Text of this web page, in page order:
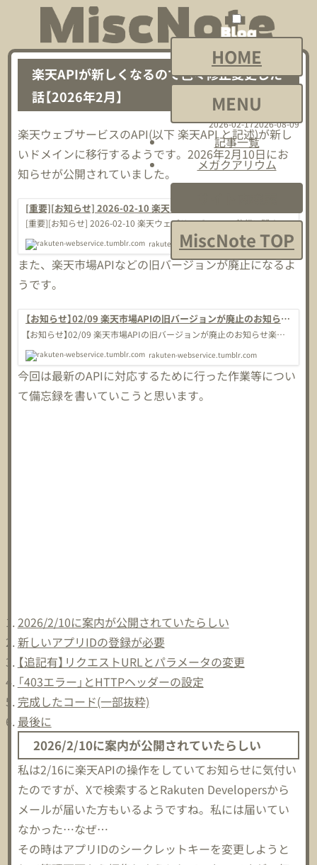
メ
ニ
ュ
ー
を
開
く
メ
ニ
ュ
ー
を
閉
じ
る
HOME
MENU
記事一覧
メガクアリウム
MiscNote TOP
楽天APIが新しくなるので色々修正変更した
話【2026年2月】
2026-02-172026-08-09
楽天ウェブサービスのAPI(以下 楽天API と記述)が新し
いドメインに移行するようです。2026年2月10日にお
知らせが公開されていました。
[重要][お知らせ] 2026-02-10 楽天ウェブサービスのAPI移行に
関するご案内 - 楽天ウェブサービスブログ
[重要][お知らせ] 2026-02-10 楽天ウェブサービスのAPI移行に関する
rakuten-webservice.tumblr.com
また、楽天市場APIなどの旧バージョンが廃止になるよ
うです。
【お知らせ】02/09 楽天市場APIの旧バージョンが廃止のお知らせ
- 楽天ウェブサービスブログ
【お知らせ】02/09 楽天市場APIの旧バージョンが廃止のお知らせ楽天
は廃止されるため、大変お手数をおかけし申し訳ございませんが新し
いバージョンへの切り替えをお願い致します。 注：旧バージョンのみ
が廃止され、新しいバージョンは引き続きご使用できます。 廃止日：
rakuten-webservice.tumblr.com
今回は最新のAPIに対応するために行った作業等につい
て備忘録を書いていこうと思います。
2026/2/10に案内が公開されていたらしい
新しいアプリIDの登録が必要
【追記有】リクエストURLとパラメータの変更
「403エラー」とHTTPヘッダーの設定
完成したコード(一部抜粋)
最後に
2026/2/10に案内が公開されていたらしい
私は2/16に楽天APIの操作をしていてお知らせに気付い
たのですが、Xで検索するとRakuten Developersから
メールが届いた方もいるようですね。私には届いてい
なかった…なぜ…
その時はアプリIDのシークレットキーを変更しようと